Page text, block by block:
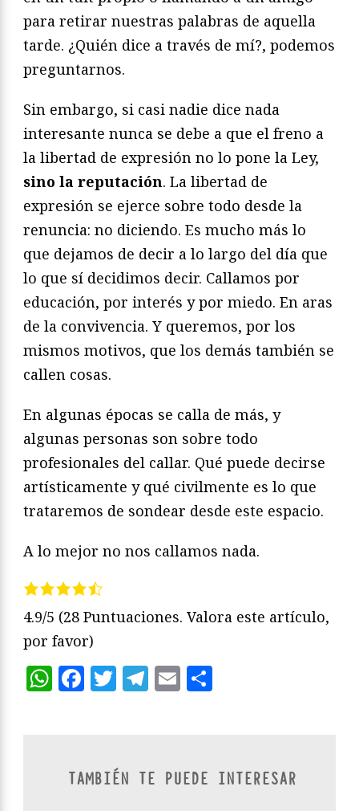
para retirar nuestras palabras de aquella
tarde. ¿Quién dice a través de mí?, podemos
preguntarnos.
Sin embargo, si casi nadie dice nada
interesante nunca se debe a que el freno a
la libertad de expresión no lo pone la Ley,
sino la reputación. La libertad de
expresión se ejerce sobre todo desde la
renuncia: no diciendo. Es mucho más lo
que dejamos de decir a lo largo del día que
lo que sí decidimos decir. Callamos por
educación, por interés y por miedo. En aras
de la convivencia. Y queremos, por los
mismos motivos, que los demás también se
callen cosas.
En algunas épocas se calla de más, y
algunas personas son sobre todo
profesionales del callar. Qué puede decirse
artísticamente y qué civilmente es lo que
trataremos de sondear desde este espacio.
A lo mejor no nos callamos nada.
4.9/5 (28 Puntuaciones. Valora este artículo,
por favor)
WhatsApp
Facebook
Twitter
Telegram
Email
TAMBIÉN TE PUEDE INTERESAR